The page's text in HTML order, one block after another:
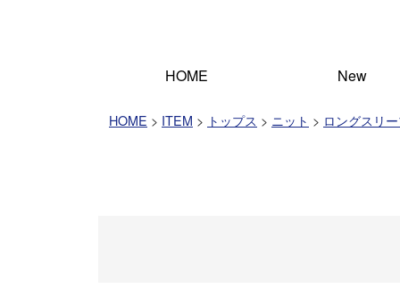
HOME New
HOME ITEM トップス ニット ロングスリ